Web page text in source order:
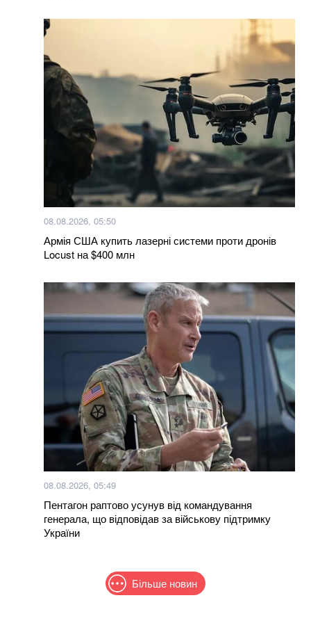
08.08.2026, 05:50
Армія США купить лазерні системи проти дронів
Locust на $400 млн
08.08.2026, 05:49
Пентагон раптово усунув від командування
генерала, що відповідав за військову підтримку
України
Більше новин